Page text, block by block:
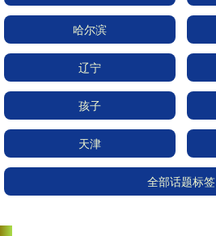
哈尔滨
辽宁
孩子
天津
全部话题标签